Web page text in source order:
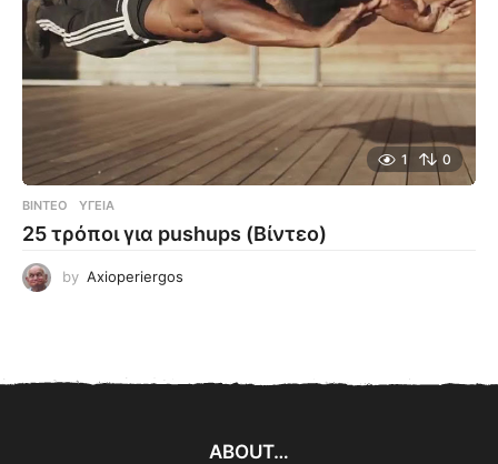
1 0
ΒΊΝΤΕΟ ΥΓΕΊΑ
25 τρόποι για pushups (Βίντεο)
by Axioperiergos
ABOUT…